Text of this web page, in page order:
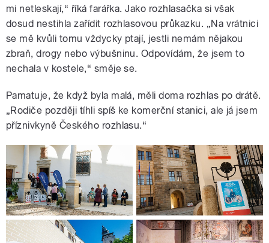
mi netleskají,“ říká farářka. Jako rozhlasačka si však
dosud nestihla zařídit rozhlasovou průkazku. „Na vrátnici
se mě kvůli tomu vždycky ptají, jestli nemám nějakou
zbraň, drogy nebo výbušninu. Odpovídám, že jsem to
nechala v kostele,“ směje se.
Pamatuje, že když byla malá, měli doma rozhlas po drátě.
„Rodiče později tíhli spíš ke komerční stanici, ale já jsem
příznivkyně Českého rozhlasu.“